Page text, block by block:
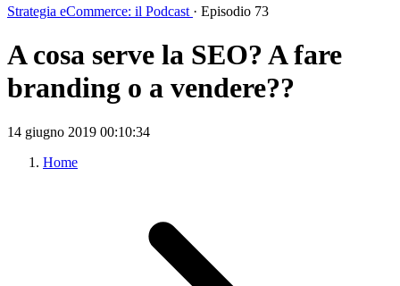
Strategia eCommerce: il Podcast · Episodio 73
A cosa serve la SEO? A fare
branding o a vendere??
14 giugno 2019 00:10:34
Home